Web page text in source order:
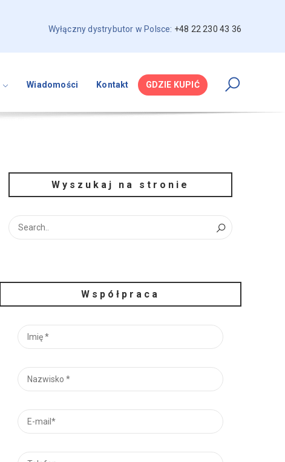
Wyłączny dystrybutor w Polsce: +48 22 230 43 36
Wiadomości Kontakt GDZIE KUPIĆ
Wyszukaj na stronie
Współpraca